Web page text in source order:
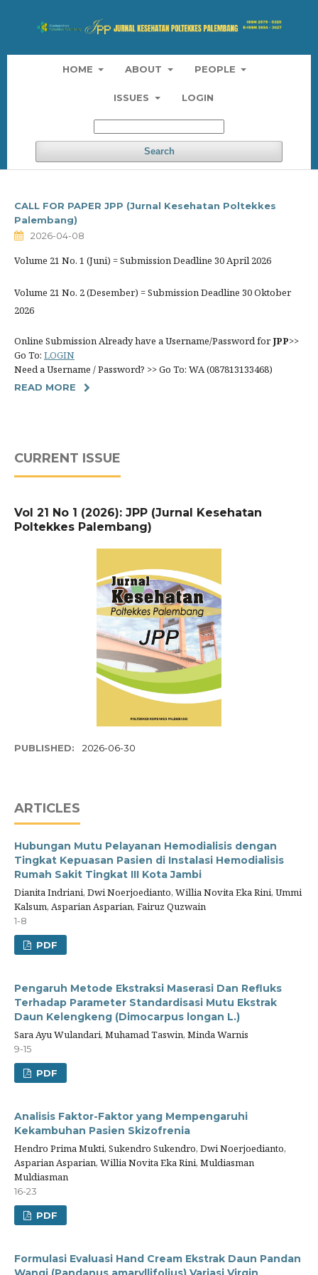
HOME ABOUT PEOPLE
ISSUES LOGIN
Search
CALL FOR PAPER JPP (Jurnal Kesehatan Poltekkes
Palembang)
2026-04-08
Volume 21 No. 1 (Juni) = Submission Deadline 30 April 2026
Volume 21 No. 2 (Desember) = Submission Deadline 30 Oktober
2026
Online Submission Already have a Username/Password forJPP>>
Go To: LOGIN
Need a Username / Password? >> Go To: WA (087813133468)
READ MORE
CURRENT ISSUE
Vol 21 No 1 (2026): JPP (Jurnal Kesehatan
Poltekkes Palembang)
PUBLISHED: 2026-06-30
ARTICLES
Hubungan Mutu Pelayanan Hemodialisis dengan
Tingkat Kepuasan Pasien di Instalasi Hemodialisis
Rumah Sakit Tingkat III Kota Jambi
Dianita Indriani, Dwi Noerjoedianto, Willia Novita Eka Rini, Ummi
Kalsum, Asparian Asparian, Fairuz Quzwain
1-8
PDF
Pengaruh Metode Ekstraksi Maserasi Dan Refluks
Terhadap Parameter Standardisasi Mutu Ekstrak
Daun Kelengkeng (Dimocarpus longan L.)
Sara Ayu Wulandari, Muhamad Taswin, Minda Warnis
9-15
PDF
Analisis Faktor-Faktor yang Mempengaruhi
Kekambuhan Pasien Skizofrenia
Hendro Prima Mukti, Sukendro Sukendro, Dwi Noerjoedianto,
Asparian Asparian, Willia Novita Eka Rini, Muldiasman
Muldiasman
16-23
PDF
Formulasi Evaluasi Hand Cream Ekstrak Daun Pandan